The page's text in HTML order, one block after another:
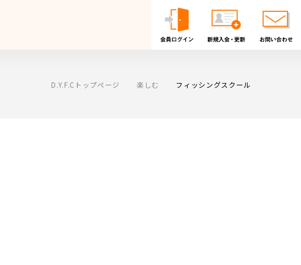
D.Y.F.Cトップページ 楽しむ フィッシングスクール